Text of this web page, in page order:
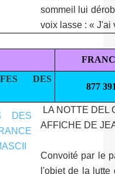
sommeil lui
voix lasse : « J'ai
DES
877
LA NOTTE DEL
AFFICHE DE
Convoité par le
l'objet de la